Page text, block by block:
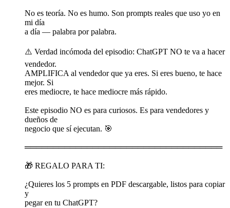
No es teoría. No es humo. Son prompts reales que uso yo en
mi día
a día — palabra por palabra.
⚠️ Verdad incómoda del episodio: ChatGPT NO te va a hacer
vendedor.
AMPLIFICA al vendedor que ya eres. Si eres bueno, te hace
mejor. Si
eres mediocre, te hace mediocre más rápido.
Este episodio NO es para curiosos. Es para vendedores y
dueños de
negocio que sí ejecutan. 🎯
═══════════════════════════════════
🎁 REGALO PARA TI:
¿Quieres los 5 prompts en PDF descargable, listos para copiar
y
pegar en tu ChatGPT?